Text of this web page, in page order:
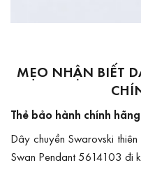
MẸO NHẬN BIẾT
Thẻ bảo hành chính hãng
Dây chuyền Swarovski
Swan Pendant 5614103 đi